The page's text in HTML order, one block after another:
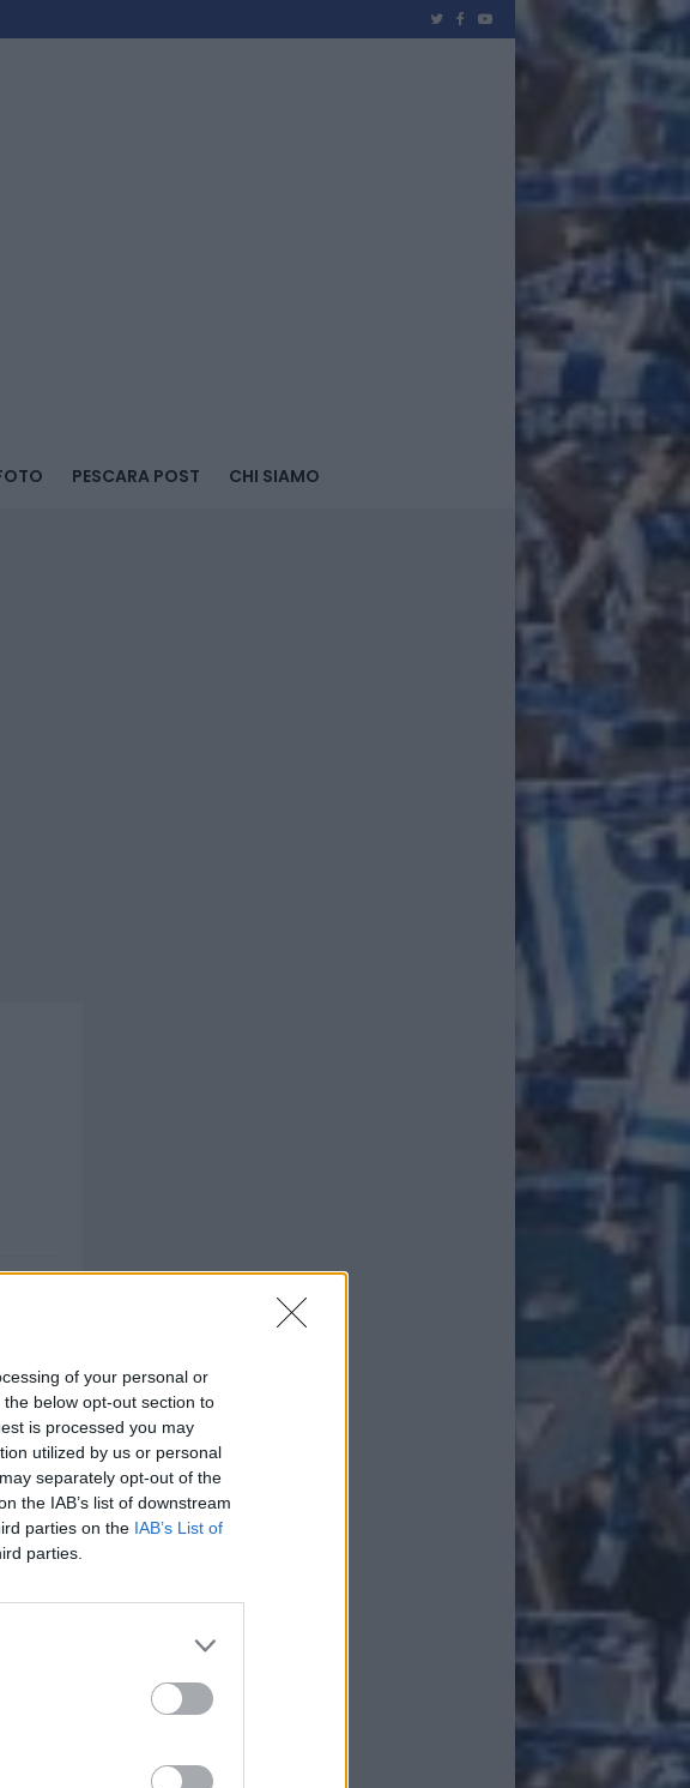
of your personal or
below opt-out section to
is processed you may
utilized by us or personal
separately opt-out of the
the IAB’s list of downstream
parties on the IAB’s List of
parties.
PESCARA POST CHI SIAMO